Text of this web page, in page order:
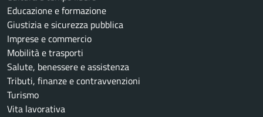
Educazione e formazione
Giustizia e sicurezza pubblica
Imprese e commercio
Mobilità e trasporti
Salute, benessere e assistenza
Tributi, finanze e contravvenzioni
Turismo
Vita lavorativa